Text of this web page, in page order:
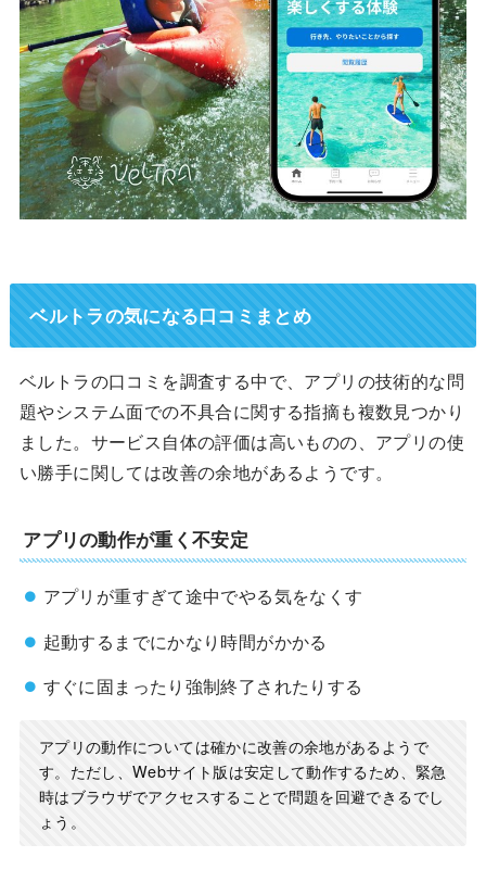
ベルトラの気になる口コミまとめ
ベルトラの口コミを調査する中で、アプリの技術的な問
題やシステム面での不具合に関する指摘も複数見つかり
ました。サービス自体の評価は高いものの、アプリの使
い勝手に関しては改善の余地があるようです。
アプリの動作が重く不安定
アプリが重すぎて途中でやる気をなくす
起動するまでにかなり時間がかかる
すぐに固まったり強制終了されたりする
アプリの動作については確かに改善の余地があるようで
す。ただし、Webサイト版は安定して動作するため、緊急
時はブラウザでアクセスすることで問題を回避できるでし
ょう。